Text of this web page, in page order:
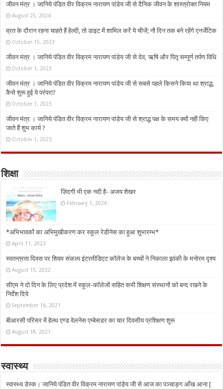
जीवन मंत्र । जानिये पंडित वीर विक्रम नारायण पांडेय जी से दैनिक जीवन के शास्त्रोक्त नियम
August 25, 2024
व्रत के दौरान रहना चाहते हैं हेल्दी, तो डाइट में शामिल करें ये चीजें; नौ दिन तक बने रहेंगे एनर्जेटिक
October 15, 2023
जीवन मंत्र । जानिये पंडित वीर विक्रम नारायण पांडेय जी से देव, ऋषि और पितृ सम्पूर्ण तर्पण विधि
October 1, 2023
जीवन मंत्र । जानिये पंडित वीर विक्रम नारायण पांडेय जी से सबसे पहले किसने किया था श्राद्ध,
कैसे शुरू हुई ये परंपरा?
October 1, 2023
जीवन मंत्र । जानिये पंडित वीर विक्रम नारायण पांडेय जी से श्राद्ध पक्ष के समय क्यों नहीं किए
जाते हैं शुभ कार्य ?
October 1, 2023
शिक्षा
ज़िंदगी भी एक नदी है- अजय शेखर
February 1, 2026
*अभिभावकों का अभिमुखीकरण कर स्कूल रेडीनेस का हुआ शुभारम्भ*
April 11, 2023
स्वतन्त्रता दिवस पर शिवम संकल्प इंटरमीडिएट कॉलेज के बच्चों ने निकाला झांकी के मनोरम दृश्य
August 15, 2022
सीएम ने दो दिन के लिए प्रदेश में स्कूल-कॉलेजों सहित सभी शिक्षण संस्थानों को बन्द रखने के
निर्देश दिये
September 16, 2021
बीआरसी परिसर में हेल्थ एण्ड वेलनेस एम्बेसडर का चार दिवसीय प्रशिक्षण शुरू
August 18, 2021
स्वास्थ्य
स्वास्थ्य डेस्क। जानिये पंडित वीर विक्रम नारायण पांडेय जी से आज का पञ्चाङ्ग आँख आना [